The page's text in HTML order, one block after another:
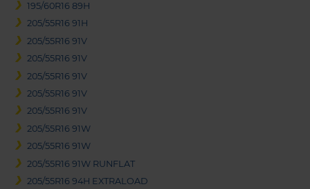
195/60R16 89H
205/55R16 91H
205/55R16 91V
205/55R16 91V
205/55R16 91V
205/55R16 91V
205/55R16 91V
205/55R16 91W
205/55R16 91W
205/55R16 91W RUNFLAT
205/55R16 94H EXTRALOAD